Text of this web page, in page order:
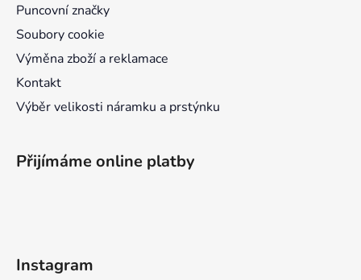
Puncovní značky
Soubory cookie
Výměna zboží a reklamace
Kontakt
Výběr velikosti náramku a prstýnku
Přijímáme online platby
Instagram